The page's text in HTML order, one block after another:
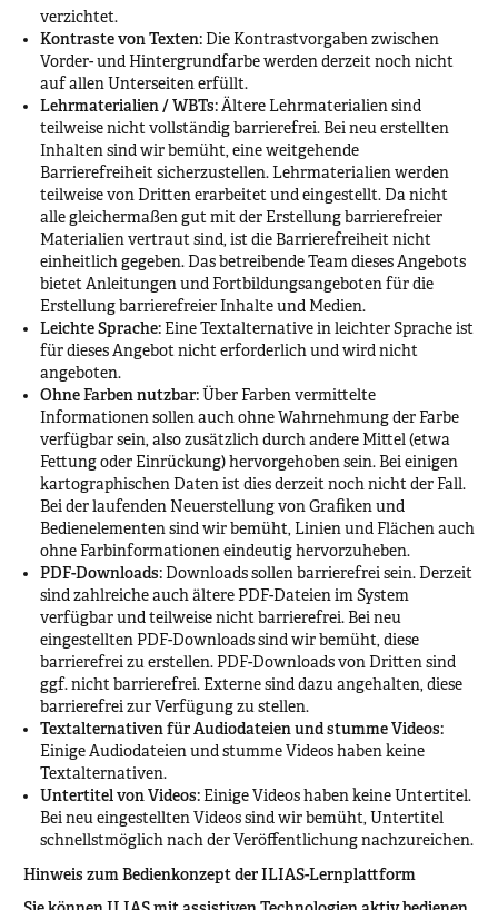
verzichtet.
Kontraste von Texten:Die Kontrastvorgaben zwischen
Vorder- und Hintergrundfarbe werden derzeit noch nicht
auf allen Unterseiten erfüllt.
Lehrmaterialien / WBTs:Ältere Lehrmaterialien sind
teilweise nicht vollständig barrierefrei. Bei neu erstellten
Inhalten sind wir bemüht, eine weitgehende
Barrierefreiheit sicherzustellen. Lehrmaterialien werden
teilweise von Dritten erarbeitet und eingestellt. Da nicht
alle gleichermaßen gut mit der Erstellung barrierefreier
Materialien vertraut sind, ist die Barrierefreiheit nicht
einheitlich gegeben. Das betreibende Team dieses Angebots
bietet Anleitungen und Fortbildungsangeboten für die
Erstellung barrierefreier Inhalte und Medien.
Leichte Sprache:Eine Textalternative in leichter Sprache ist
für dieses Angebot nicht erforderlich und wird nicht
angeboten.
Ohne Farben nutzbar: Über Farben vermittelte
Informationen sollen auch ohne Wahrnehmung der Farbe
verfügbar sein, also zusätzlich durch andere Mittel (etwa
Fettung oder Einrückung) hervorgehoben sein. Bei einigen
kartographischen Daten ist dies derzeit noch nicht der Fall.
Bei der laufenden Neuerstellung von Grafiken und
Bedienelementen sind wir bemüht, Linien und Flächen auch
ohne Farbinformationen eindeutig hervorzuheben.
PDF-Downloads:Downloads sollen barrierefrei sein. Derzeit
sind zahlreiche auch ältere PDF-Dateien im System
verfügbar und teilweise nicht barrierefrei. Bei neu
eingestellten PDF-Downloads sind wir bemüht, diese
barrierefrei zu erstellen. PDF-Downloads von Dritten sind
ggf. nicht barrierefrei. Externe sind dazu angehalten, diese
barrierefrei zur Verfügung zu stellen.
Textalternativen für Audiodateien und stumme Videos:
Einige Audiodateien und stumme Videos haben keine
Textalternativen.
Untertitel von Videos:Einige Videos haben keine Untertitel.
Bei neu eingestellten Videos sind wir bemüht, Untertitel
schnellstmöglich nach der Veröffentlichung nachzureichen.
Hinweis zum Bedienkonzept der ILIAS-Lernplattform